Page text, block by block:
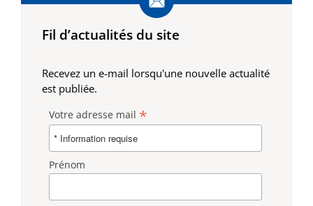
Fil d’actualités du site
Recevez un e-mail lorsqu'une nouvelle actualité
est publiée.
Votre adresse mail *
Prénom